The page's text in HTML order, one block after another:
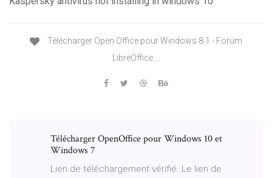
Télécharger Open Office pour Windows 8.1 - Forum
LibreOffice ...
Télécharger OpenOffice pour Windows 10 et
Windows 7
Lien de téléchargement vérifié. Le lien de